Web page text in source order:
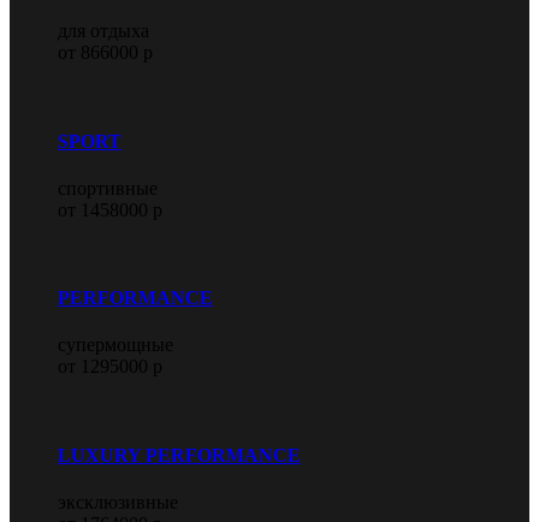
для отдыха
от 866000 р
SPORT
спортивные
от 1458000 р
PERFORMANCE
супермощные
от 1295000 р
LUXURY PERFORMANCE
эксклюзивные